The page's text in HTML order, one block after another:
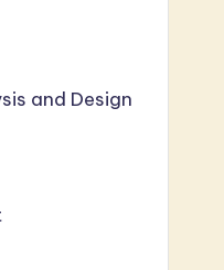
and Design